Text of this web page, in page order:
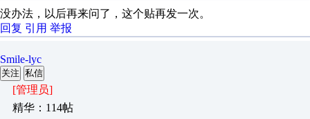
没办法，以后再来问了，这个贴再发一次。
回复 引用 举报
Smile-lyc
关注 私信
[管理员]
精华：114帖